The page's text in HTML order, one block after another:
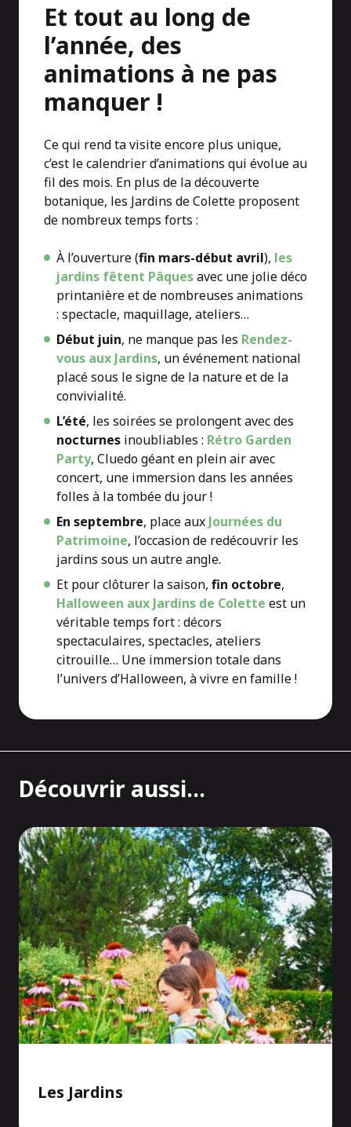
Et tout au long de
l’année, des
animations à ne pas
manquer !
Ce qui rend ta visite encore plus unique,
c’est le calendrier d’animations qui évolue au
fil des mois. En plus de la découverte
botanique, les Jardins de Colette proposent
de nombreux temps forts :
À l’ouverture (fin mars-début avril), les
jardins fêtent Pâquesavec une jolie déco
printanière et de nombreuses animations
: spectacle, maquillage, ateliers…
Début juin, ne manque pas les Rendez-
vous aux Jardins, un événement national
placé sous le signe de la nature et de la
convivialité.
L’été, les soirées se prolongent avec des
nocturnes inoubliables : Rétro Garden
Party, Cluedo géant en plein air avec
concert, une immersion dans les années
folles à la tombée du jour !
En septembre, place aux Journées du
Patrimoine, l’occasion de redécouvrir les
jardins sous un autre angle.
Et pour clôturer la saison, fin octobre,
Halloween aux Jardins de Colette est un
véritable temps fort : décors
spectaculaires, spectacles, ateliers
citrouille… Une immersion totale dans
l’univers d’Halloween, à vivre en famille !
Découvrir aussi...
Les Jardins